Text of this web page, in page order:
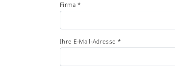
Firma *
Ihre E-Mail-Adresse *